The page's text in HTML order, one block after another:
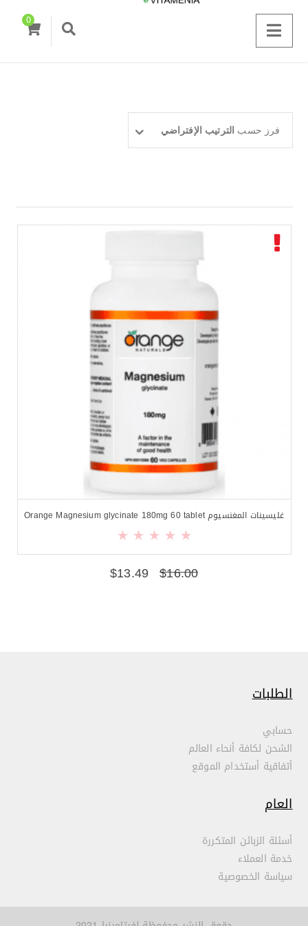
0
فرز حسب الترتيب الإفتراضي
غليسينات المغنسيوم Orange Magnesium glycinate 180mg 60 tablet
$16.00
$13.49
الطلبات
حسابي
الشحن لكافة أنحاء العالم
أتفاقية أستخدام الموقع
العام
أسئلة الزبائن المتكررة
خدمة العملاء
سياسة الخصوصية